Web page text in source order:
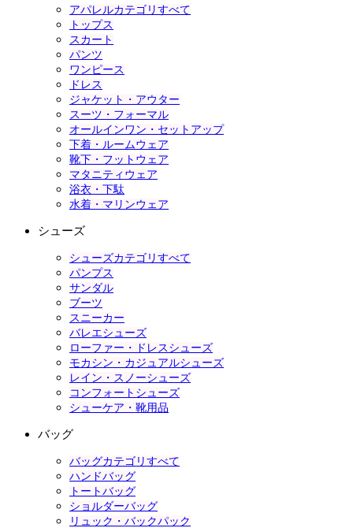
アパレルカテゴリすべて
トップス
スカート
パンツ
ワンピース
ドレス
ジャケット・アウター
スーツ・フォーマル
オールインワン・セットアップ
下着・ルームウェア
靴下・フットウェア
マタニティウェア
浴衣・下駄
水着・マリンウェア
シューズ
シューズカテゴリすべて
パンプス
サンダル
ブーツ
スニーカー
バレエシューズ
ローファー・ドレスシューズ
モカシン・カジュアルシューズ
レイン・スノーシューズ
コンフォートシューズ
シューケア・靴用品
バッグ
バッグカテゴリすべて
ハンドバッグ
トートバッグ
ショルダーバッグ
リュック・バックパック